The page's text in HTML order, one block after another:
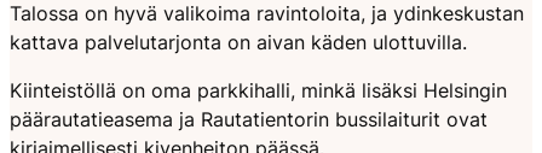
Talossa on hyvä valikoima ravintoloita, ja ydinkeskustan
kattava palvelutarjonta on aivan käden ulottuvilla.
Kiinteistöllä on oma parkkihalli, minkä lisäksi Helsingin
päärautatieasema ja Rautatientorin bussilaiturit ovat